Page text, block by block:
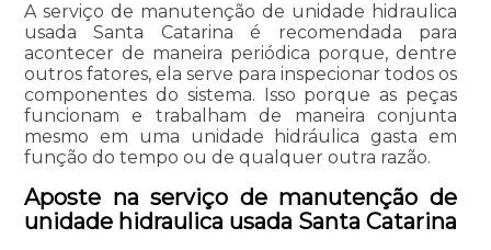
A serviço de manutenção de unidade hidraulica
usada Santa Catarina é recomendada para
acontecer de maneira periódica porque, dentre
outros fatores, ela serve para inspecionar todos os
componentes do sistema. Isso porque as peças
funcionam e trabalham de maneira conjunta
mesmo em uma unidade hidráulica gasta em
função do tempo ou de qualquer outra razão.
Aposte na serviço de manutenção de
unidade hidraulica usada Santa Catarina